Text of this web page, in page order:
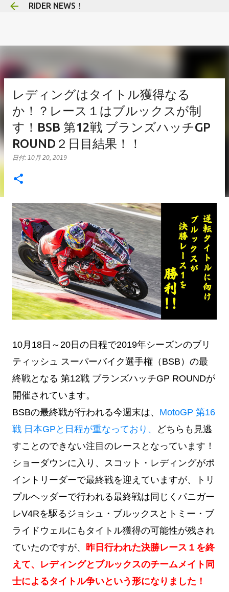
RIDER NEWS！
レディングはタイトル獲得なる
か！？レース１はブルックスが制
す！BSB 第12戦 ブランズハッチGP
ROUND２日目結果！！
日付: 10月 20, 2019
10月18日～20日の日程で2019年シーズンのブリ
ティッシュ スーパーバイク選手権（BSB）の最
終戦となる 第12戦 ブランズハッチGP ROUNDが
開催されています。
BSBの最終戦が行われる今週末は、 MotoGP 第16
戦 日本GPと日程が重なっており、 どちらも見逃
すことのできない注目のレースとなっています！
ショーダウンに入り、スコット・レディングがポ
イントリーダーで最終戦を迎えていますが、トリ
プルヘッダーで行われる最終戦は同じくパニガー
レV4Rを駆るジョシュ・ブルックスとトミー・ブ
ライドウェルにもタイトル獲得の可能性が残され
ていたのですが、
昨日行われた決勝レース１を終
えて、レディングとブルックスのチームメイト同
士によるタイトル争いという形になりました！